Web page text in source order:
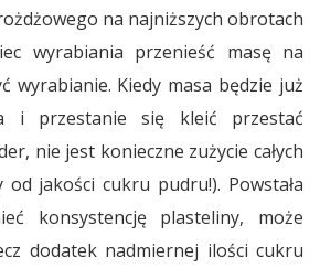
na najniższych obrotach
wyrabiania przenieść masę na
wyrabianie. Kiedy masa będzie już
i przestanie się kleić przestać
nie jest konieczne zużycie całych
jakości cukru pudru!). Powstała
konsystencję plasteliny, może
dodatek nadmiernej ilości cukru